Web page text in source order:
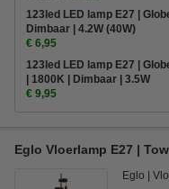
123led LED lamp E27 |
Dimbaar | 4.2W (40W)
€ 6,95
123led LED lamp E27 |
| 1800K | Dimbaar | 3.5W
€ 9,95
Eglo Vloerlamp E27 |
Eglo